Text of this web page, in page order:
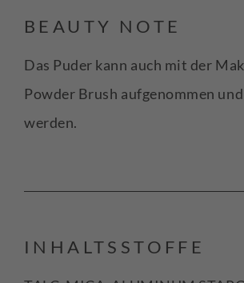
BEAUTY NOTE
Das Puder kann auch mit der
Powder Brush aufgenommen
werden.
INHALTSSTOFFE